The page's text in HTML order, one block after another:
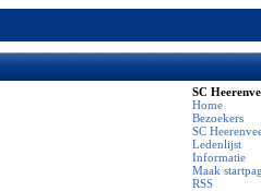
SC
Home
Bezoekers
SC
Ledenlijst
Informatie
Maak
RSS